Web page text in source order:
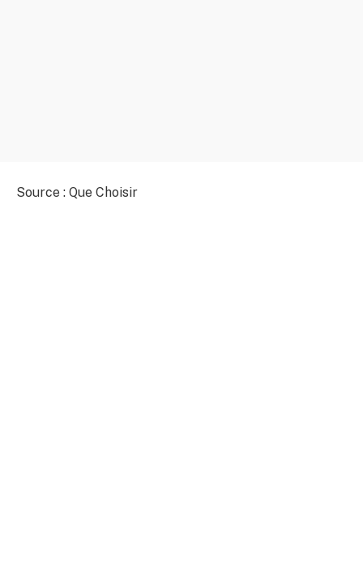
Source : Que Choisir